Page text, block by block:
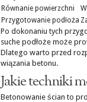
Równanie powierzchni
Przygotowanie podłoża
Po dokonaniu tych
suche podłoże może
Dlatego warto przed
wiązania betonu.
Jakie techniki
Betonowanie ścian to